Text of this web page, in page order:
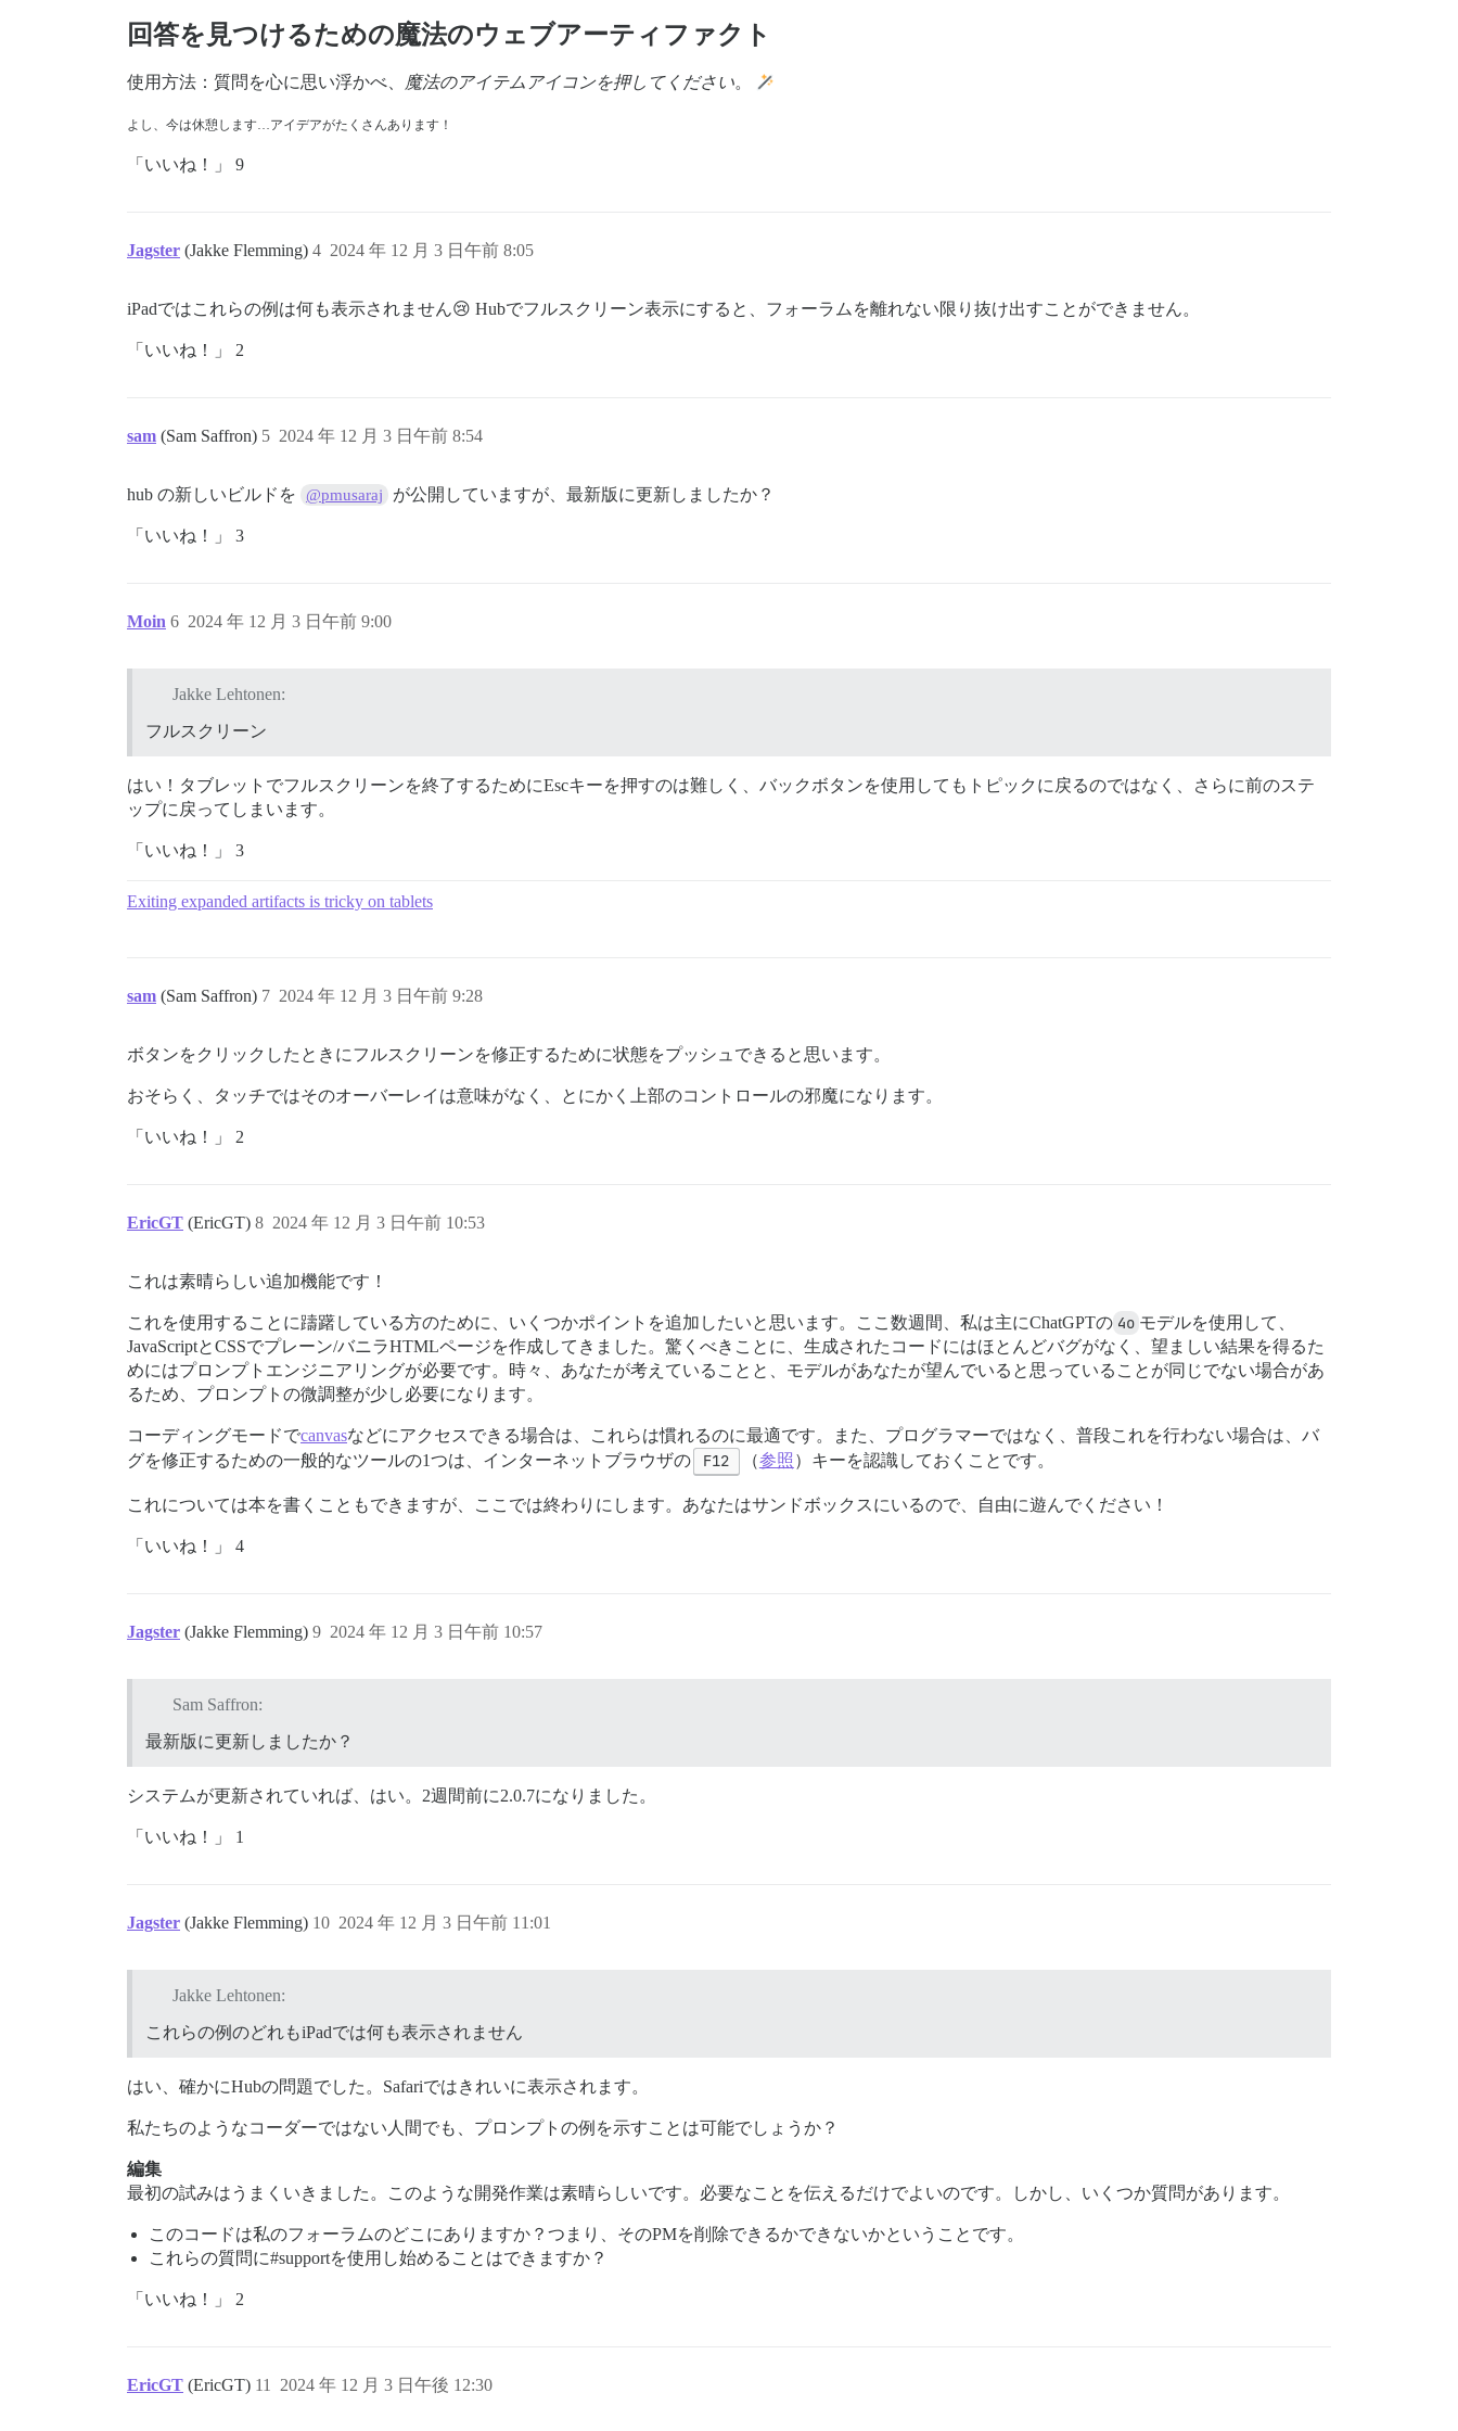
回答を見つけるための魔法のウェブアーティファクト
使用方法：質問を心に思い浮かべ、 魔法のアイテムアイコンを押してください。
よし、今は休憩します…アイデアがたくさんあります！
「いいね！」 9
Jagster (Jakke Flemming) 2024 年 12 月 3 日午前 8:05
4
iPadではこれらの例は何も表示されません😢 Hubでフルスクリーン表示にすると、フォーラムを離れない限り抜け出すことができません。
「いいね！」 2
sam (Sam Saffron) 2024 年 12 月 3 日午前 8:54
5
hub の新しいビルドを @pmusaraj が公開していますが、最新版に更新しましたか？
「いいね！」 3
Moin 2024 年 12 月 3 日午前 9:00
6
Jakke Lehtonen:
フルスクリーン
はい！タブレットでフルスクリーンを終了するためにEscキーを押すのは難しく、バックボタンを使用してもトピックに戻るのではなく、さらに前のステ
ップに戻ってしまいます。
「いいね！」 3
Exiting expanded artifacts is tricky on tablets
sam (Sam Saffron) 2024 年 12 月 3 日午前 9:28
7
ボタンをクリックしたときにフルスクリーンを修正するために状態をプッシュできると思います。
おそらく、タッチではそのオーバーレイは意味がなく、とにかく上部のコントロールの邪魔になります。
「いいね！」 2
EricGT (EricGT) 2024 年 12 月 3 日午前 10:53
8
これは素晴らしい追加機能です！
これを使用することに躊躇している方のために、いくつかポイントを追加したいと思います。ここ数週間、私は主にChatGPTの 4o モデルを使用して、
JavaScriptとCSSでプレーン/バニラHTMLページを作成してきました。驚くべきことに、生成されたコードにはほとんどバグがなく、望ましい結果を得るた
めにはプロンプトエンジニアリングが必要です。時々、あなたが考えていることと、モデルがあなたが望んでいると思っていることが同じでない場合があ
るため、プロンプトの微調整が少し必要になります。
コーディングモードでcanvasなどにアクセスできる場合は、これらは慣れるのに最適です。また、プログラマーではなく、普段これを行わない場合は、バ
グを修正するための一般的なツールの1つは、インターネットブラウザの
F12 （参照 ）キーを認識しておくことです。
これについては本を書くこともできますが、ここでは終わりにします。あなたはサンドボックスにいるので、自由に遊んでください！
「いいね！」 4
Jagster (Jakke Flemming) 2024 年 12 月 3 日午前 10:57
9
Sam Saffron:
最新版に更新しましたか？
システムが更新されていれば、はい。2週間前に2.0.7になりました。
「いいね！」 1
Jagster (Jakke Flemming) 2024 年 12 月 3 日午前 11:01
10
Jakke Lehtonen:
これらの例のどれもiPadでは何も表示されません
はい、確かにHubの問題でした。Safariではきれいに表示されます。
私たちのようなコーダーではない人間でも、プロンプトの例を示すことは可能でしょうか？
編集
最初の試みはうまくいきました。このような開発作業は素晴らしいです。必要なことを伝えるだけでよいのです。しかし、いくつか質問があります。
このコードは私のフォーラムのどこにありますか？つまり、そのPMを削除できるかできないかということです。
これらの質問に#supportを使用し始めることはできますか？
「いいね！」 2
EricGT (EricGT) 2024 年 12 月 3 日午後 12:30
11